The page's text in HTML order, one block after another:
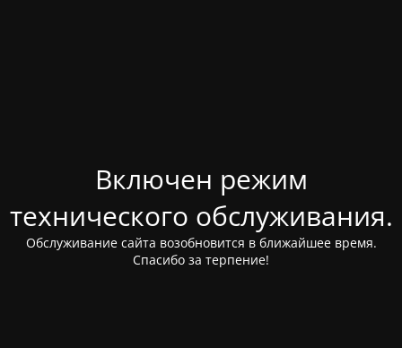
Включен режим
технического обслуживания.
Обслуживание сайта возобновится в ближайшее время.
Спасибо за терпение!